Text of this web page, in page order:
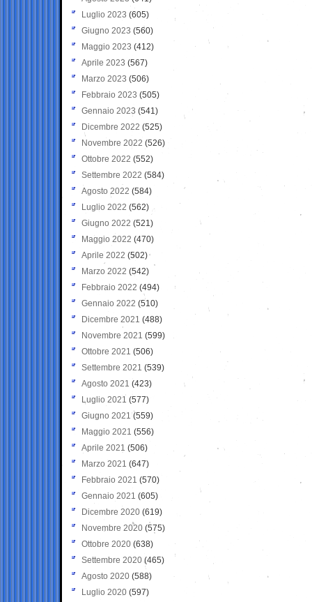
Luglio 2023 (605)
Giugno 2023 (560)
Maggio 2023 (412)
Aprile 2023 (567)
Marzo 2023 (506)
Febbraio 2023 (505)
Gennaio 2023 (541)
Dicembre 2022 (525)
Novembre 2022 (526)
Ottobre 2022 (552)
Settembre 2022 (584)
Agosto 2022 (584)
Luglio 2022 (562)
Giugno 2022 (521)
Maggio 2022 (470)
Aprile 2022 (502)
Marzo 2022 (542)
Febbraio 2022 (494)
Gennaio 2022 (510)
Dicembre 2021 (488)
Novembre 2021 (599)
Ottobre 2021 (506)
Settembre 2021 (539)
Agosto 2021 (423)
Luglio 2021 (577)
Giugno 2021(559)
Maggio 2021 (556)
Aprile 2021 (506)
Marzo 2021 (647)
Febbraio 2021 (570)
Gennaio 2021 (605)
Dicembre 2020 (619)
Novembre 2020 (575)
Ottobre 2020 (638)
Settembre 2020(465)
Agosto 2020 (588)
Luglio 2020 (597)